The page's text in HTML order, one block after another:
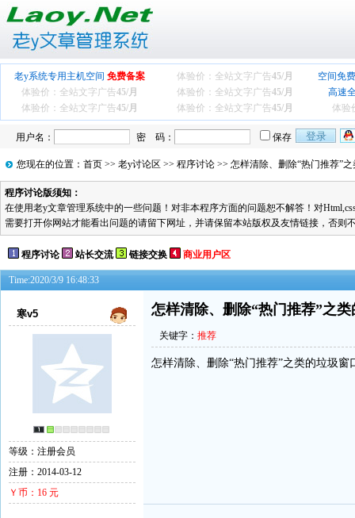
老y系统专用主机空间 免费备案 体验价：全站文字广告45/月
空间免
体验价：全站文字广告45/月 体验价：全站文字广告45/月
高速
体验价：全站文字广告45/月 体验价：全站文字广告45/月 体验
用户名： 密 码： 保存
您现在的位置： 首页 >> 老y讨论区 >> 程序讨论 >> 怎样清除、删除“热门推荐”
程序讨论版须知：
在使用老y文章管理系统中的一些问题！对非本程序方面的问题恕不解答！对
需要打开你网站才能看出问题的请留下网址，并请保留本站版权及友情链接，否则
程序讨论 站长交流 链接交换 商业用户区
Time:2020/3/9 16:48:33
寒v5
等级：注册会员
注册：2014-03-12
Ｙ币：16 元
怎样清除、删除“热门推荐”之
关键字： 推荐
怎样清除、删除“热门推荐”之类的垃圾窗